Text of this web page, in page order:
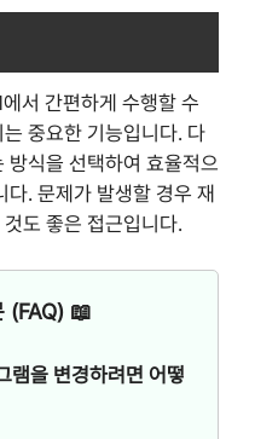
서 간편하게 수행할 수
중요한 기능입니다. 다
방식을 선택하여 효율적으
다. 문제가 발생할 경우 재
도 좋은 접근입니다.
(FAQ) 📖
램을 변경하려면 어떻